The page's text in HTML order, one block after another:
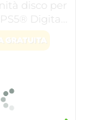
disco per
Digital
- Slim